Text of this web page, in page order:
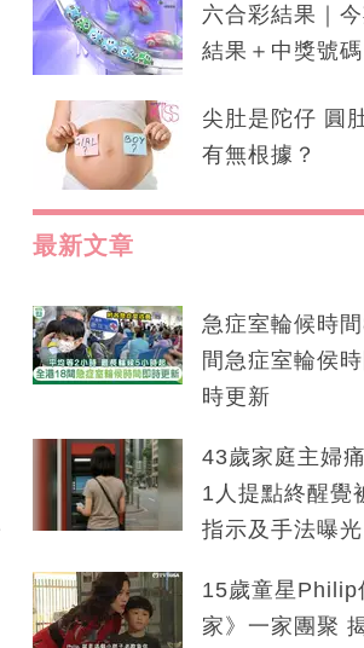
六合彩結果｜
結果＋中獎號
尖肚是陀仔 圓
有無根據？
最新文章
急症室輪候時
間急症室輪侯
時更新
43歲家庭主婦
1人提點終醒覺
指示及手法曝光
15歲童星Philip
家》一家團聚